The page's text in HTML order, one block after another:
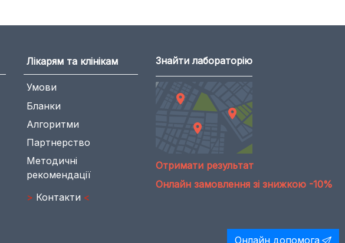
Онлайн допомога
Лікарям та клінікам
Умови
Бланки
Алгоритми
Партнерство
Методичні
рекомендації
> Контакти <
Знайти лабораторію
Отримати результат
Онлайн замовлення зі знижкою -10%